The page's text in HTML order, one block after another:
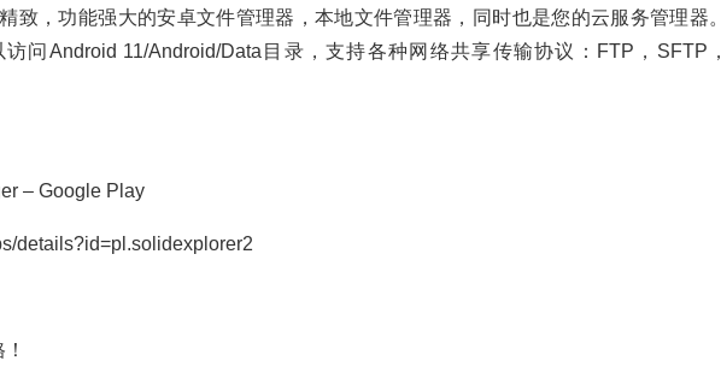
致，功能强大的安卓文件管理器，本地文件管理器，同时也是您的云服务管理器。
问Android 11/Android/Data目录，支持各种网络共享传输协议：FTP，SFTP，
– Google Play
details?id=pl.solidexplorer2